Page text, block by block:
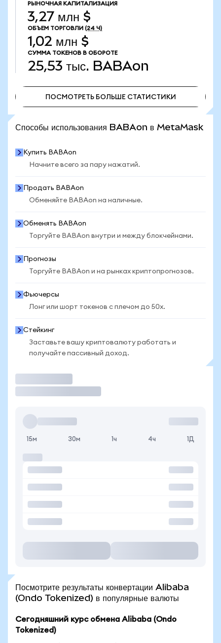
РЫНОЧНАЯ КАПИТАЛИЗАЦИЯ
3,27 млн $
ОБЪЕМ ТОРГОВЛИ (24 Ч)
1,02 млн $
СУММА ТОКЕНОВ В ОБОРОТЕ
25,53 тыс. BABAon
ПОСМОТРЕТЬ БОЛЬШЕ СТАТИСТИКИ
Способы использования BABAon в MetaMask
Купить BABAon
Начните всего за пару нажатий.
Продать BABAon
Обменяйте BABAon на наличные.
Обменять BABAon
Торгуйте BABAon внутри и между блокчейнами.
Прогнозы
Торгуйте BABAon и на рынках криптопрогнозов.
Фьючерсы
Лонг или шорт токенов с плечом до 50x.
Стейкинг
Заставьте вашу криптовалюту работать и
получайте пассивный доход.
15м 30м 1ч 4ч 1Д
Посмотрите результаты конвертации Alibaba
(Ondo Tokenized) в популярные валюты
Сегодняшний курс обмена Alibaba (Ondo
Tokenized)